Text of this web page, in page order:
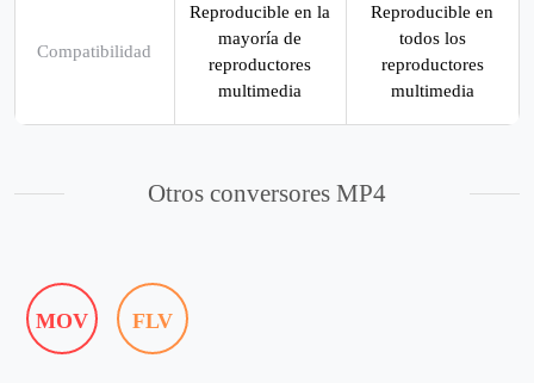
Compatibilidad
Reproducible en la
mayoría de
reproductores
multimedia
Reproducible en
todos los
reproductores
multimedia
Otros conversores MP4
MOV FLV